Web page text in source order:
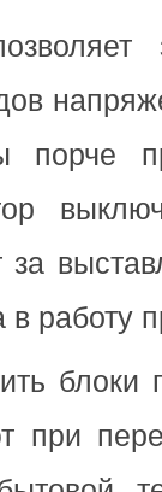
порче
работу
блоки
при